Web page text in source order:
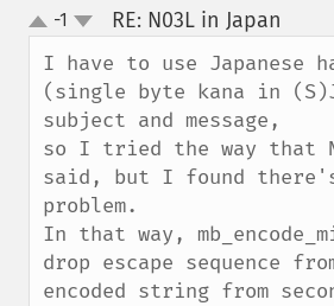
up
down
-1 RE: N03L in Japan
I have to use Japanese
(single byte kana in
subject and message,
so I tried the way that
said, but I found
problem.
In that way,
drop escape sequence
encoded string from